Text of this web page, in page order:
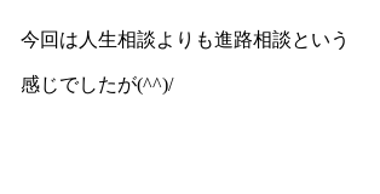
今回は人生相談よりも進路相談という
感じでしたが(^^)/